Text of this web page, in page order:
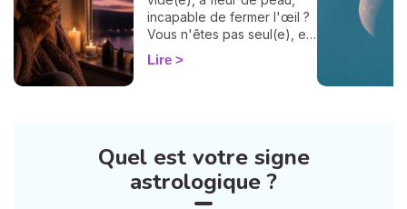
incapable de fermer l'œil ?
Vous n'êtes pas seul(e), et
surtout : ça se traverse en
douceur. Voici 7 gestes
intérieur. 🛡️🌒
Lire
Quel est votre signe
astrologique ?